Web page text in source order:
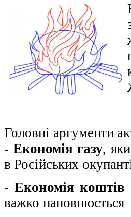
Головні аргументи
- Економія газу,
в Російських
- Економія
важко наповнюється